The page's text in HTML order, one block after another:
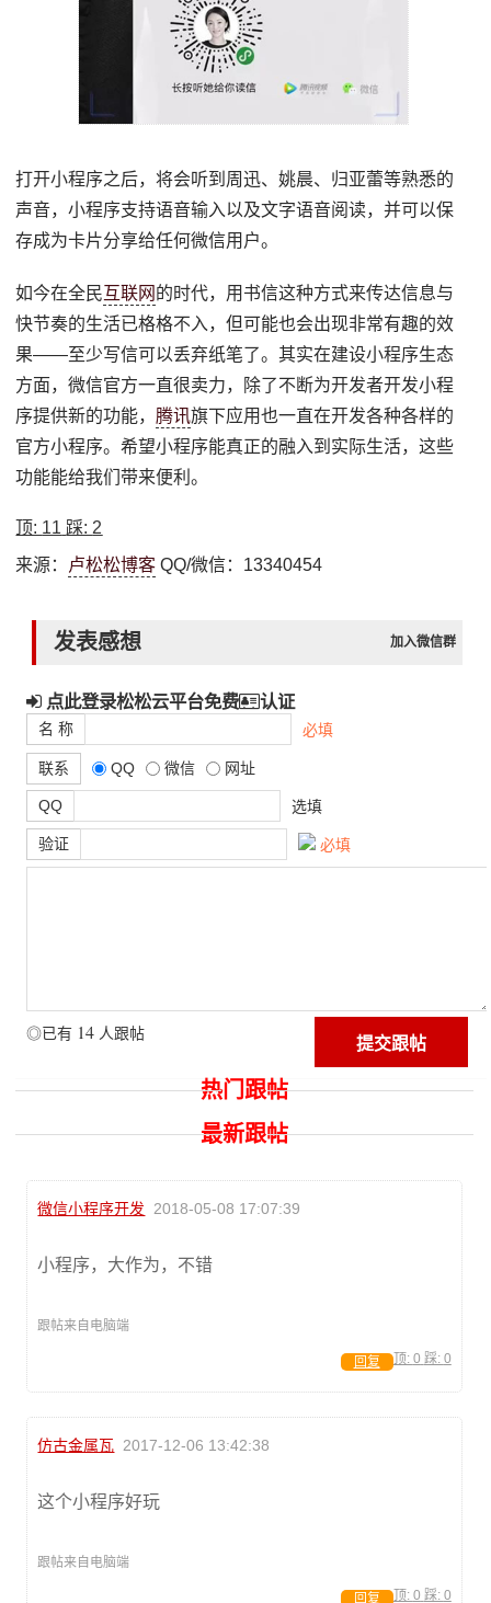
打开小程序之后，将会听到周迅、姚晨、归亚蕾等熟悉的
声音，小程序支持语音输入以及文字语音阅读，并可以保
存成为卡片分享给任何微信用户。
如今在全民互联网 的时代，用书信这种方式来传达信息与
快节奏的生活已格格不入，但可能也会出现非常有趣的效
果——至少写信可以丢弃纸笔了。其实在建设小程序生态
方面，微信官方一直很卖力，除了不断为开发者开发小程
序提供新的功能， 腾讯旗下应用也一直在开发各种各样的
官方小程序。希望小程序能真正的融入到实际生活，这些
功能能给我们带来便利。
顶: 11 踩: 2
来源： 卢松松博客 QQ/微信：13340454
发表感想 加入微信群
点此登录松松云平台免费 认证
名 称 必填
联系 QQ 微信 网址
QQ 选填
验证 必填
◎已有 14 人跟帖
热门跟帖
最新跟帖
微信小程序开发 2018-05-08 17:07:39
小程序，大作为，不错
跟帖来自电脑端
顶: 0 踩: 0
回复
仿古金属瓦 2017-12-06 13:42:38
这个小程序好玩
跟帖来自电脑端
顶: 0 踩: 0
回复